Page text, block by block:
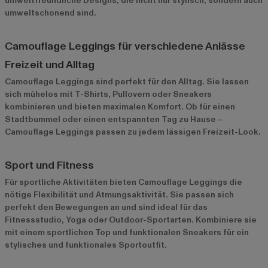
umweltschonend sind.
Camouflage Leggings für verschiedene Anlässe
Freizeit und Alltag
Camouflage Leggings sind perfekt für den Alltag. Sie lassen
sich mühelos mit T-Shirts, Pullovern oder Sneakers
kombinieren und bieten maximalen Komfort. Ob für einen
Stadtbummel oder einen entspannten Tag zu Hause –
Camouflage Leggings passen zu jedem lässigen Freizeit-Look.
Sport und Fitness
Für sportliche Aktivitäten bieten Camouflage Leggings die
nötige Flexibilität und Atmungsaktivität. Sie passen sich
perfekt den Bewegungen an und sind ideal für das
Fitnessstudio, Yoga oder Outdoor-Sportarten. Kombiniere sie
mit einem sportlichen Top und funktionalen Sneakers für ein
stylisches und funktionales Sportoutfit.